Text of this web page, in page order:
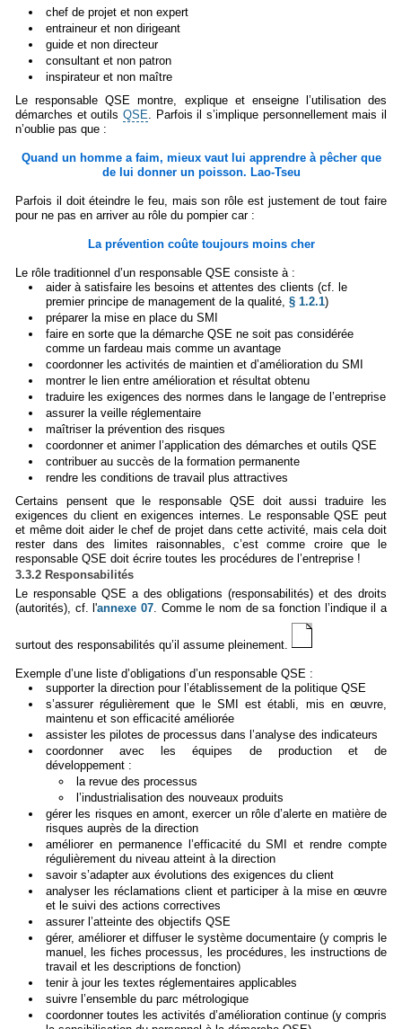
chef de projet et non expert
entraineur et non dirigeant
guide et non directeur
consultant et non patron
inspirateur et non maître
Le responsable QSE montre, explique et enseigne l’utilisation des
démarches et outils QSE . Parfois il s’implique personnellement mais il
n’oublie pas que :
Quand un homme a faim, mieux vaut lui apprendre à pêcher que
de lui donner un poisson. Lao-Tseu
Parfois il doit éteindre le feu, mais son rôle est justement de tout faire
pour ne pas en arriver au rôle du pompier car :
La prévention coûte toujours moins cher
Le rôle traditionnel d’un responsable QSE consiste à :
aider à satisfaire les besoins et attentes des clients (cf. le
premier principe de management de la qualité, § 1.2.1)
préparer la mise en place du SMI
faire en sorte que la démarche QSE ne soit pas considérée
comme un fardeau mais comme un avantage
coordonner les activités de maintien et d’amélioration du SMI
montrer le lien entre amélioration et résultat obtenu
traduire les exigences des normes dans le langage de l’entreprise
assurer la veille réglementaire
maîtriser la prévention des risques
coordonner et animer l’application des démarches et outils QSE
contribuer au succès de la formation permanente
rendre les conditions de travail plus attractives
Certains pensent que le responsable QSE doit aussi traduire les
exigences du client en exigences internes. Le responsable QSE peut
et même doit aider le chef de projet dans cette activité, mais cela doit
rester dans des limites raisonnables, c’est comme croire que le
responsable QSE doit écrire toutes les procédures de l’entreprise !
3.3.2 Responsabilités
Le responsable QSE a des obligations (responsabilités) et des droits
(autorités), cf. l'annexe 07 . Comme le nom de sa fonction l’indique il a
surtout des responsabilités qu’il assume pleinement.
Exemple d’une liste d’obligations d’un responsable QSE :
supporter la direction pour l’établissement de la politique QSE
s’assurer régulièrement que le SMI est établi, mis en œuvre,
maintenu et son efficacité améliorée
assister les pilotes de processus dans l’analyse des indicateurs
coordonner avec les équipes de production et de
développement :
la revue des processus
l’industrialisation des nouveaux produits
gérer les risques en amont, exercer un rôle d’alerte en matière de
risques auprès de la direction
améliorer en permanence l’efficacité du SMI et rendre compte
régulièrement du niveau atteint à la direction
savoir s’adapter aux évolutions des exigences du client
analyser les réclamations client et participer à la mise en œuvre
et le suivi des actions correctives
assurer l’atteinte des objectifs QSE
gérer, améliorer et diffuser le système documentaire (y compris le
manuel, les fiches processus, les procédures, les instructions de
travail et les descriptions de fonction)
tenir à jour les textes réglementaires applicables
suivre l’ensemble du parc métrologique
coordonner toutes les activités d’amélioration continue (y compris